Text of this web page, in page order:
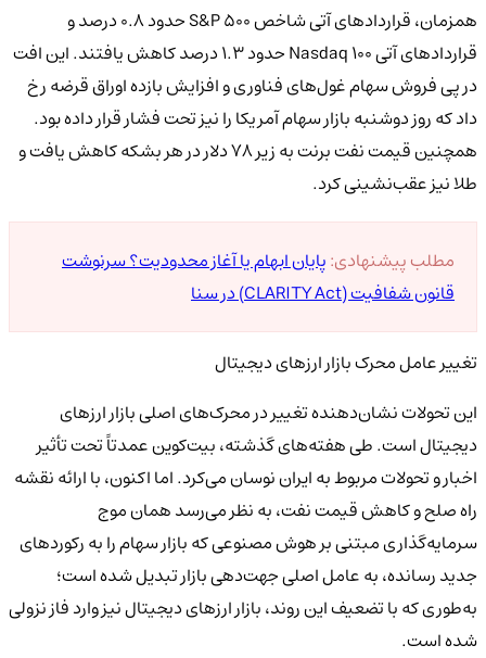
همزمان، قراردادهای آتی شاخص S&P 500 حدود ۰.۸ درصد و
قراردادهای آتی Nasdaq 100 حدود ۱.۳ درصد کاهش یافتند. این افت
در پی فروش سهام غول‌های فناوری و افزایش بازده اوراق قرضه رخ
داد که روز دوشنبه بازار سهام آمریکا را نیز تحت فشار قرار داده بود.
همچنین قیمت نفت برنت به زیر ۷۸ دلار در هر بشکه کاهش یافت و
طلا نیز عقب‌نشینی کرد.
مطلب پیشنهادی:پایان ابهام یا آغاز محدودیت؟ سرنوشت
قانون شفافیت (CLARITY Act) در سنا
تغییر عامل محرک بازار ارزهای دیجیتال
این تحولات نشان‌دهنده تغییر در محرک‌های اصلی بازار ارزهای
دیجیتال است. طی هفته‌های گذشته، بیت‌کوین عمدتاً تحت تأثیر
اخبار و تحولات مربوط به ایران نوسان می‌کرد. اما اکنون، با ارائه نقشه
راه صلح و کاهش قیمت نفت، به نظر می‌رسد همان موج
سرمایه‌گذاری مبتنی بر هوش مصنوعی که بازار سهام را به رکوردهای
جدید رسانده، به عامل اصلی جهت‌دهی بازار تبدیل شده است؛
به‌طوری که با تضعیف این روند، بازار ارزهای دیجیتال نیز وارد فاز نزولی
شده است.